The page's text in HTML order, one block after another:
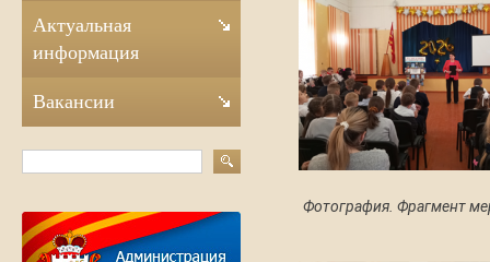
Фотография. Фрагмент
Актуальная
информация
Вакансии